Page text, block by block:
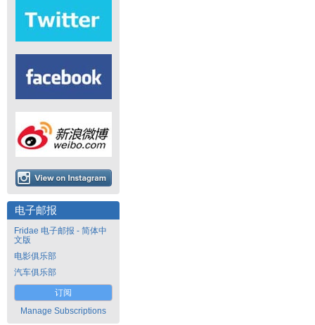
电子邮报
Fridae 电子邮报 - 简体中
文版
电影俱乐部
汽车俱乐部
订阅
Manage Subscriptions